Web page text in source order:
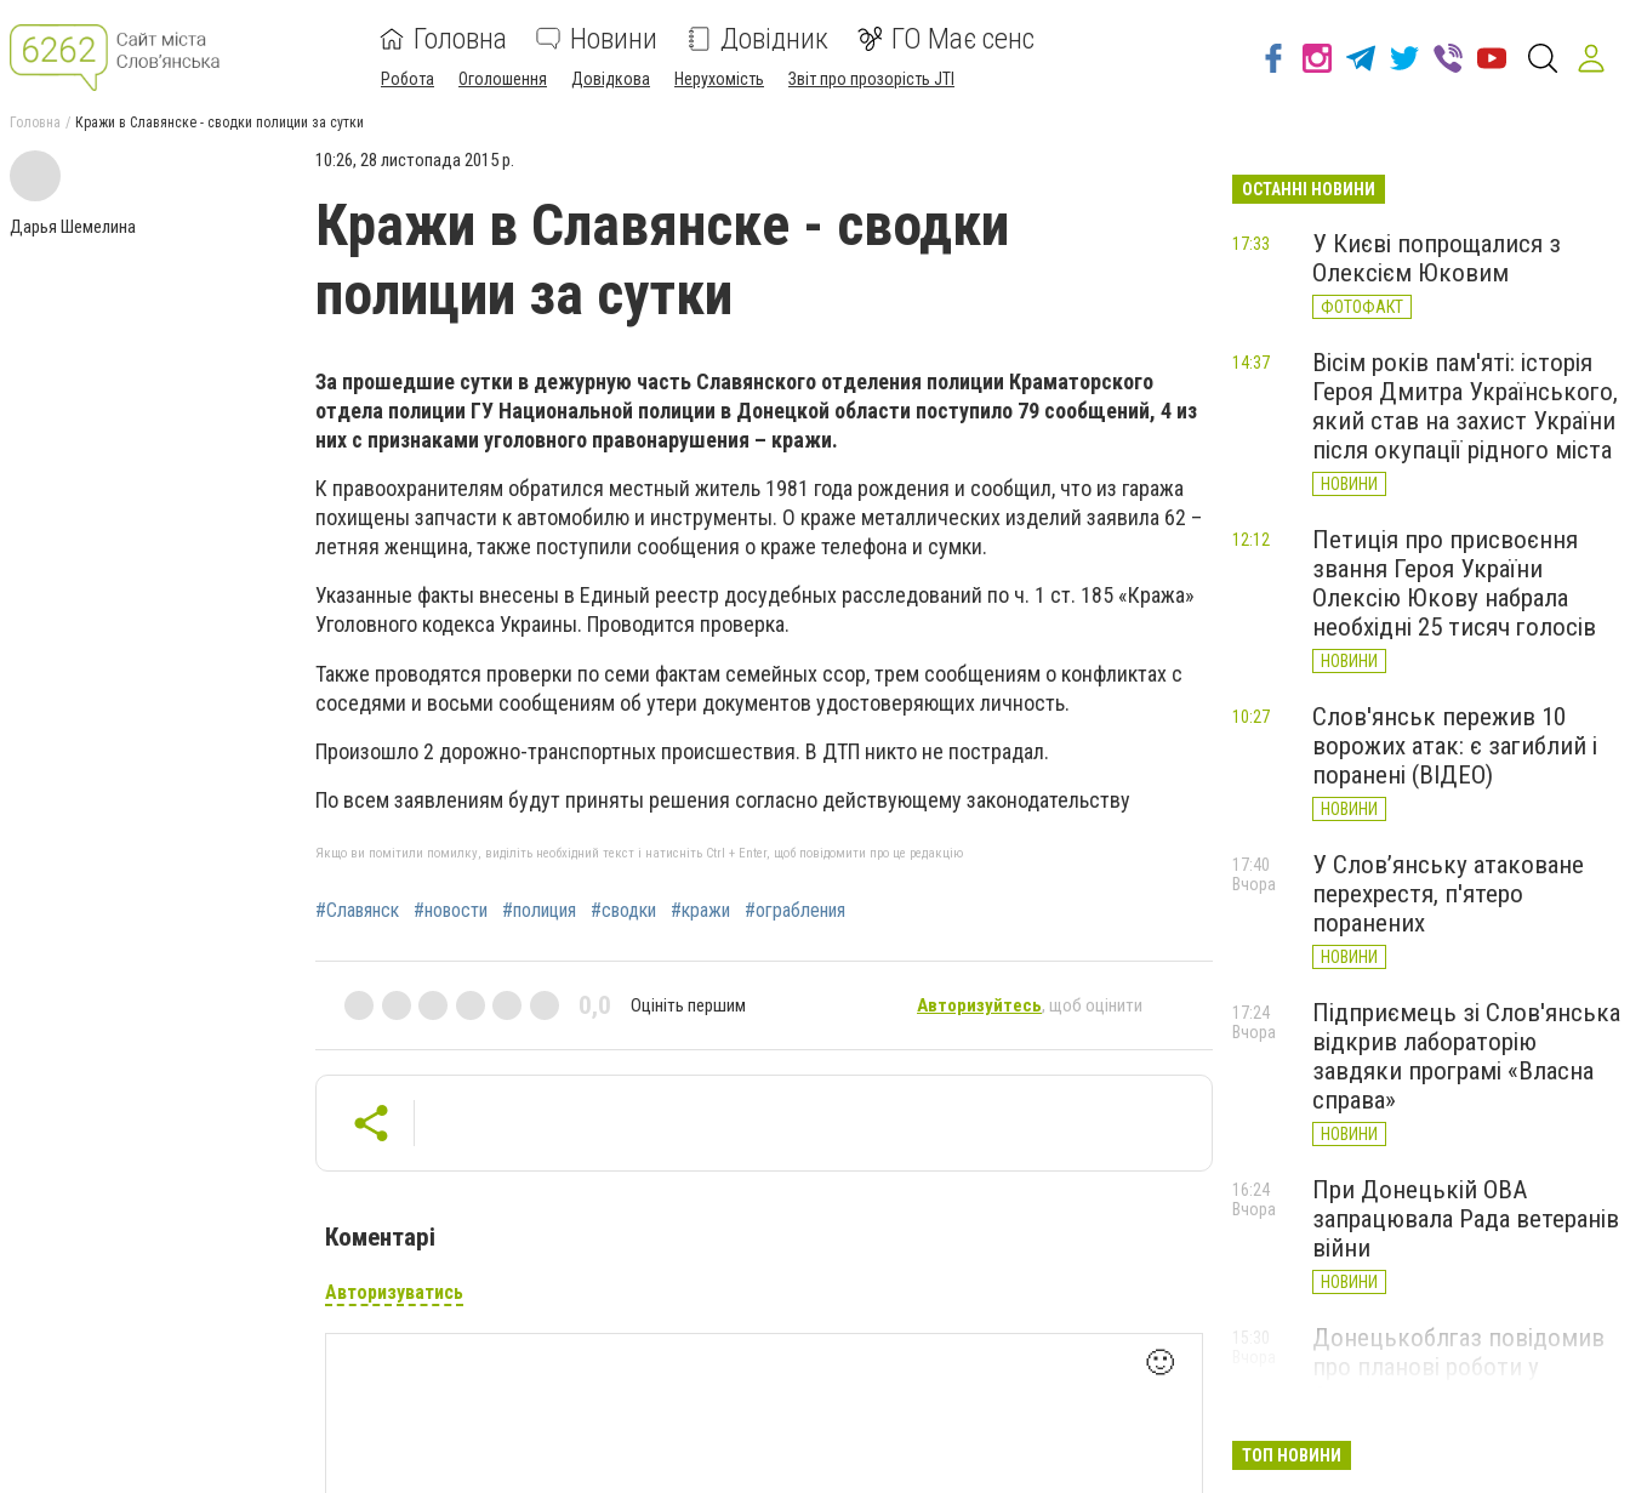
Головна Новини Довідник ГО Має сенс
Робота Оголошення Довідкова Нерухомість Звіт про прозорість JTI
Головна Кражи в Славянске - сводки полиции за сутки
Дарья Шемелина
10:26, 28 листопада 2015 р.
Кражи в Славянске - сводки
полиции за сутки
За прошедшие сутки в дежурную часть Славянского отделения полиции Краматорского
отдела полиции ГУ Национальной полиции в Донецкой области поступило 79 сообщений, 4 из
них с признаками уголовного правонарушения – кражи.
К правоохранителям обратился местный житель 1981 года рождения и сообщил, что из гаража
похищены запчасти к автомобилю и инструменты. О краже металлических изделий заявила 62 –
летняя женщина, также поступили сообщения о краже телефона и сумки.
Указанные факты внесены в Единый реестр досудебных расследований по ч. 1 ст. 185 «Кража»
Уголовного кодекса Украины. Проводится проверка.
Также проводятся проверки по семи фактам семейных ссор, трем сообщениям о конфликтах с
соседями и восьми сообщениям об утери документов удостоверяющих личность.
Произошло 2 дорожно-транспортных происшествия. В ДТП никто не пострадал.
По всем заявлениям будут приняты решения согласно действующему законодательству
Якщо ви помітили помилку, виділіть необхідний текст і натисніть Ctrl + Enter, щоб повідомити про це редакцію
#Славянск #новости #полиция #сводки #кражи #ограбления
0,0 Оцініть першим Авторизуйтесь, щоб оцінити
Коментарі
Авторизуватись
🙂
ОСТАННІ НОВИНИ
У Києві попрощалися з
Олексієм Юковим
ФОТОФАКТ
17:33
Вісім років пам'яті: історія
Героя Дмитра Українського,
який став на захист України
після окупації рідного міста
НОВИНИ
14:37
Петиція про присвоєння
звання Героя України
Олексію Юкову набрала
необхідні 25 тисяч голосів
НОВИНИ
12:12
Слов'янськ пережив 10
ворожих атак: є загиблий і
поранені (ВІДЕО)
НОВИНИ
10:27
У Слов’янську атаковане
перехрестя, п'ятеро
поранених
НОВИНИ
17:40
Вчора
Підприємець зі Слов'янська
відкрив лабораторію
завдяки програмі «Власна
справа»
НОВИНИ
17:24
Вчора
При Донецькій ОВА
запрацювала Рада ветеранів
війни
НОВИНИ
16:24
Вчора
Донецькоблгаз повідомив
про планові роботи у
НОВИНИ
15:30
ТОП НОВИНИ